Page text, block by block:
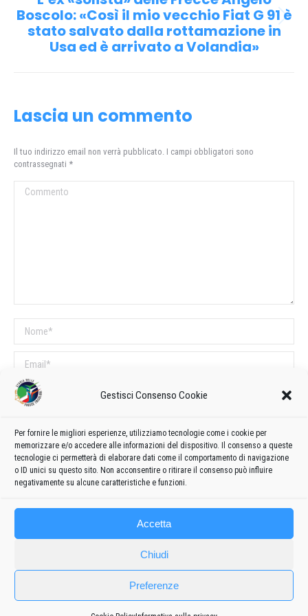
Gestisci Consenso Cookie
Per fornire le migliori esperienze, utilizziamo tecnologie come i cookie per
memorizzare e/o accedere alle informazioni del dispositivo. Il consenso a queste
tecnologie ci permetterà di elaborare dati come il comportamento di navigazione
o ID unici su questo sito. Non acconsentire o ritirare il consenso può influire
negativamente su alcune caratteristiche e funzioni.
Accetta
Chiudi
Preferenze
Prossimo
post:
Boscolo: «Così il mio vecchio Fiat G 91 è
stato salvato dalla rottamazione in
Usa ed è arrivato a Volandia»
Lascia un commento
Il tuo indirizzo email non verrà pubblicato. I campi obbligatori sono
contrassegnati *
Commento
Nome *
Email *
Sito web
COMMENTI SUL POST
Questo sito utilizza Akismet per ridurre lo spam.Scopri come vengono
elaborati i dati derivati dai commenti.